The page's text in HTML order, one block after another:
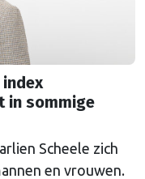
in sommige
Scheele zich
en vrouwen.